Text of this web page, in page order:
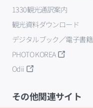
1330観光通訳案内
観光資料ダウンロード
デジタルブック／電子書籍
PHOTO KOREA
Odii
その他関連サイト